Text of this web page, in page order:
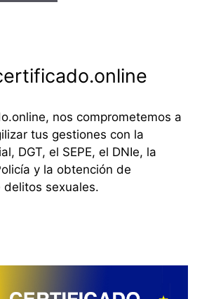
nos comprometemos a
tus gestiones con la
DGT, el SEPE, el DNIe, la
y la obtención de
sexuales.